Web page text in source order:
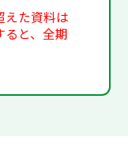
えた資料は
ると、全期